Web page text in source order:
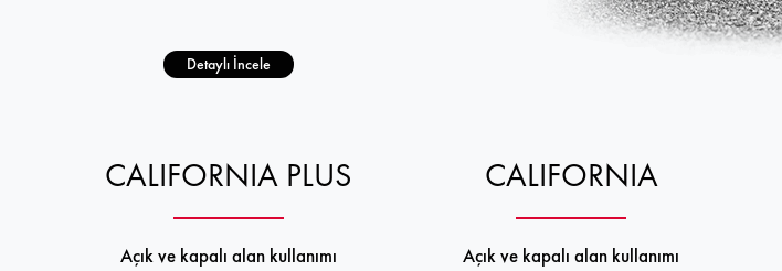
Detaylı İncele
CALIFORNIA PLUS
Açık ve kapalı alan kullanımı
CALIFORNIA
Açık ve kapalı alan kullanımı